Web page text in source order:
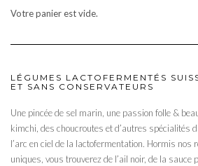
Votre panier est vide.
LÉGUMES LACTOFERMENTÉS
ET SANS CONSERVATEURS
Une pincée de sel marin, une passion folle &
kimchi, des choucroutes et d’autres spécialités
l’arc en ciel de la lactofermentation. Hormis nos
uniques, vous trouverez de l’ail noir, de la sauce